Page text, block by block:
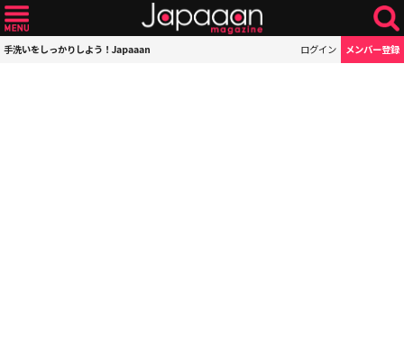
手洗いをしっかりしよう！Japaaan ログイン メンバー登録